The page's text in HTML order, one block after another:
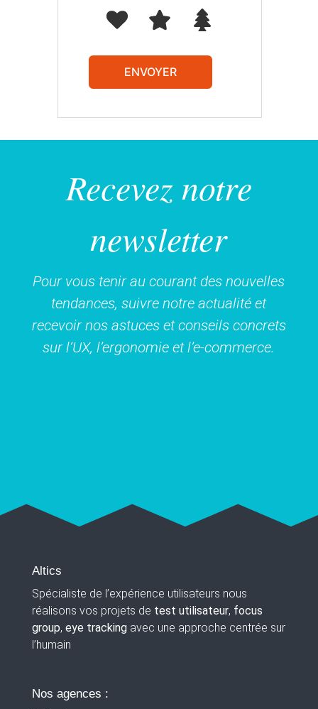
ENVOYER
Recevez notre
newsletter
Pour vous tenir au courant des nouvelles
tendances, suivre notre actualité et
recevoir nos astuces et conseils concrets
sur l’UX, l’ergonomie et l’e-commerce.
Altics
Spécialiste de l’expérience utilisateurs nous
réalisons vos projets de test utilisateur, focus
group, eye trackingavec une approche centrée sur
l’humain
Nos agences :